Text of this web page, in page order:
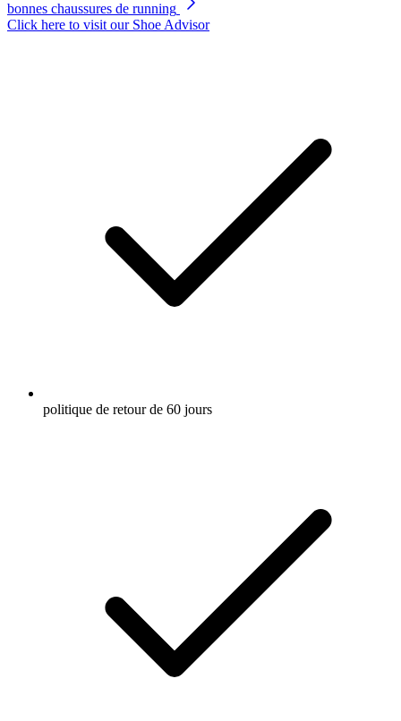
bonnes chaussures de running
Click here to visit our Shoe Advisor
politique de retour de 60 jours